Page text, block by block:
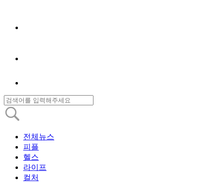
전체뉴스
피플
헬스
라이프
컬처